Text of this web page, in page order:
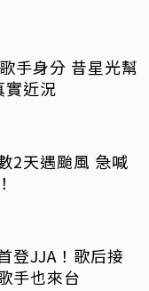
手身分 昔星光幫
實近況
2天遇颱風 急喊
登JJA！歌后接
手也來台